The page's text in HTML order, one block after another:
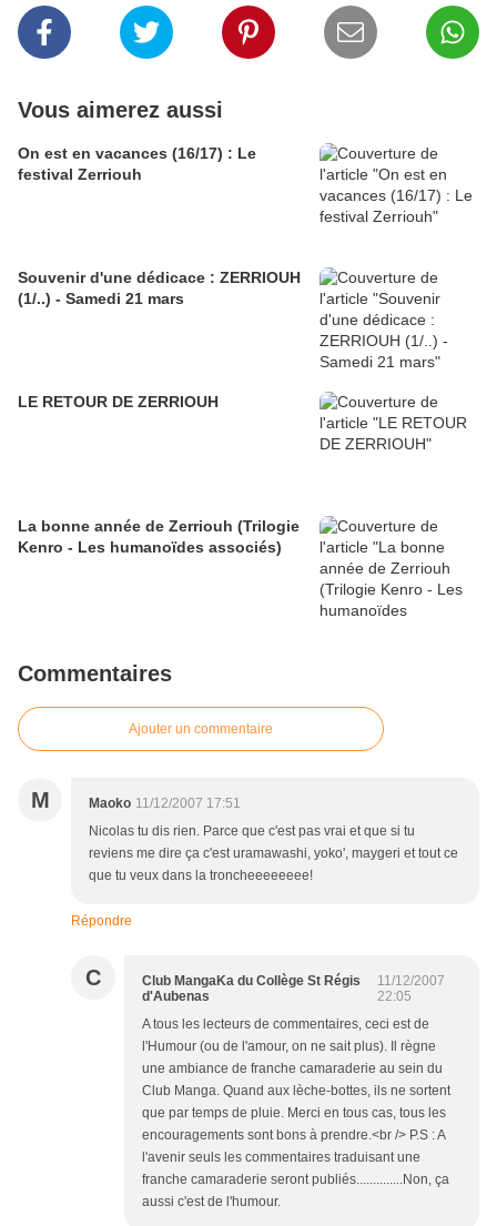
Vous aimerez aussi
On est en vacances (16/17) : Le
festival Zerriouh
Souvenir d'une dédicace : ZERRIOUH
(1/..) - Samedi 21 mars
LE RETOUR DE ZERRIOUH
La bonne année de Zerriouh (Trilogie
Kenro - Les humanoïdes associés)
Commentaires
Ajouter un commentaire
M Maoko 11/12/2007 17:51
Nicolas tu dis rien. Parce que c'est pas vrai et que si tu
reviens me dire ça c'est uramawashi, yoko', maygeri et tout ce
que tu veux dans la troncheeeeeeee!
Répondre
C
Club MangaKa du Collège St Régis
d'Aubenas
11/12/2007
22:05
A tous les lecteurs de commentaires, ceci est de
l'Humour (ou de l'amour, on ne sait plus). Il règne
une ambiance de franche camaraderie au sein du
Club Manga. Quand aux lèche-bottes, ils ne sortent
que par temps de pluie. Merci en tous cas, tous les
encouragements sont bons à prendre.<br /> P.S : A
l'avenir seuls les commentaires traduisant une
franche camaraderie seront publiés..............Non, ça
aussi c'est de l'humour.